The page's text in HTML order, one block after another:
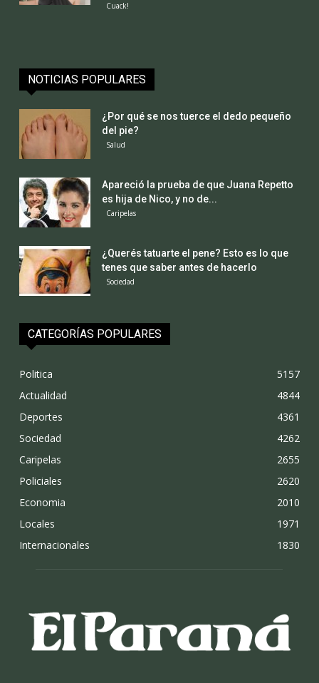
Cuack!
NOTICIAS POPULARES
¿Por qué se nos tuerce el dedo pequeño
del pie?
Salud
Apareció la prueba de que Juana Repetto
es hija de Nico, y no de...
Caripelas
¿Querés tatuarte el pene? Esto es lo que
tenes que saber antes de hacerlo
Sociedad
CATEGORÍAS POPULARES
Politica
5157
Actualidad
4844
Deportes
4361
Sociedad
4262
Caripelas
2655
Policiales
2620
Economia
2010
Locales
1971
Internacionales
1830